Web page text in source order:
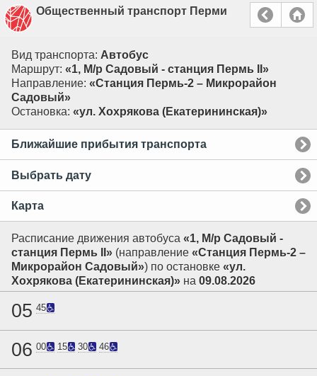
Общественный транспорт Перми
Вид транспорта: Автобус
Маршрут: «1, М/р Садовый - станция Пермь II»
Направление: «Станция Пермь-2 – Микрорайон
Садовый»
Остановка: «ул. Хохрякова (Екатерининская)»
Ближайшие прибытия транспорта
Выбрать дату
Карта
Расписание движения автобуса «1, М/р Садовый -
станция Пермь II» (направление «Станция Пермь-2 –
Микрорайон Садовый») по остановке «ул.
Хохрякова (Екатерининская)» на 09.08.2026
05 45
06 00 15 30 46